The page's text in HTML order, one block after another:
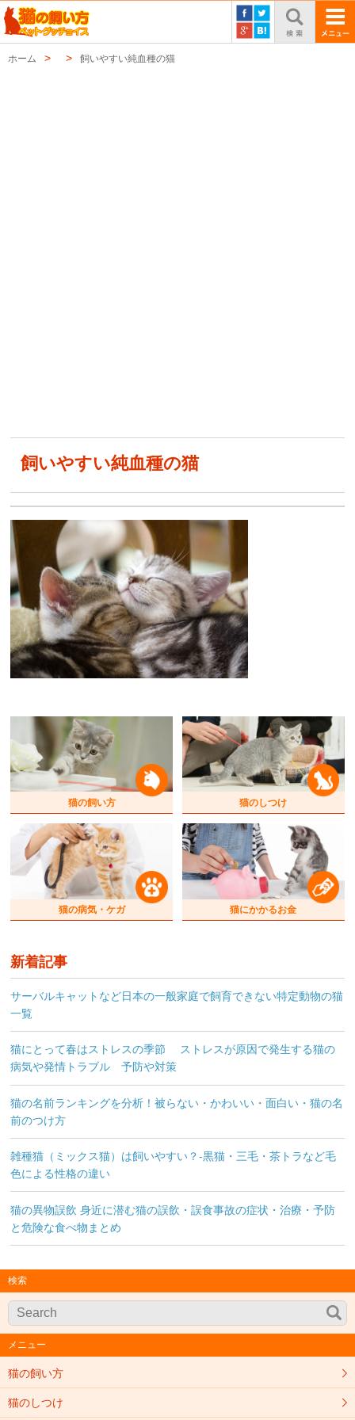
ホーム 飼いやすい純血種の猫
飼いやすい純血種の猫
猫の飼い方 猫のしつけ
猫の病気・ケガ 猫にかかるお金
新着記事
サーバルキャットなど日本の一般家庭で飼育できない特定動物の猫
一覧
猫にとって春はストレスの季節 ストレスが原因で発生する猫の
病気や発情トラブル 予防や対策
猫の名前ランキングを分析！被らない・かわいい・面白い・猫の名
前のつけ方
雑種猫（ミックス猫）は飼いやすい？-黒猫・三毛・茶トラなど毛
色による性格の違い
猫の異物誤飲 身近に潜む猫の誤飲・誤食事故の症状・治療・予防
と危険な食べ物まとめ
検索
メニュー
猫の飼い方
猫のしつけ